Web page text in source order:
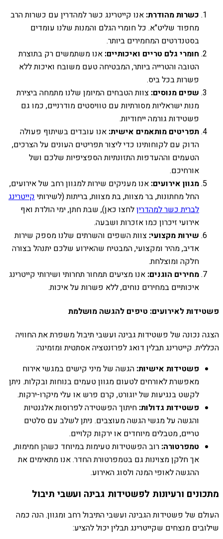
כשרות מהודרת: אנו קייטרינג כשר למהדרין עם כשרות הרב
מחפוד שליט"א. כל חומרי הגלם והמנות שלנו עומדים
בסטנדרטים המחמירים ביותר.
חומרי גלם טריים ואיכותיים: אנו משתמשים רק בתוצרת
הטובה והטרייה ביותר, המבטיחה טעם משובח ואיכות ללא
פשרות בכל ביס.
שפים מנוסים: צוות הטבחים המיומן שלנו מתמחה ביצירת
מנות ישראליות מסורתיות עם טוויסטים מודרניים, כמו גם
פשטידות גורמה ייחודיות.
תפריטים מותאמים אישית: אנו עובדים בשיתוף פעולה
הדוק עם לקוחותינו כדי ליצור תפריטים העונים על הצרכים,
הטעמים וההעדפות התזונתיות הספציפיות שלכם ושל
אורחיכם.
מגוון אירועים: אנו מעניקים שירות למגוון רחב של אירועים,
החל מחתונות, בר מצוות, בת מצוות, בריתות (לשירותיקייטרינג
לברית כשר למהדריןלחצו כאן), שבת חתן, ימי הולדת ואף
אירועי זיכרון כמו אזכרות ושבעה.
שירות מקצועי: צוות השפים והשרתים שלנו מספק שירות
אדיב, מהיר ומקצועי, המבטיח שהאירוע שלכם יתנהל בצורה
חלקה ומוצלחת.
מחירים הוגנים: אנו מציעים תמחור תחרותי ושירותי קייטרינג
איכותיים במחירים נוחים, ללא פשרות על איכות.
פשטידות לאירועים: טיפים להגשה מושלמת
הצגה נכונה של פשטידות גבינה ועשבי תיבול משפרת את החוויה
הכללית. קייטרינג תבלין דואג לפרזנטציה אסתטית ומזמינה:
פשטידות אישיות: הגשה של מיני קישים במגשי אירוח
מאפשרת לאורחים לטעום מגוון טעמים בנוחות ובקלות. ניתן
לקשט בנגיעות של יוגורט, קרם פרש או עלי מיקרו-ירקות.
פשטידות גדולות: חיתוך הפשטידה לפרוסות אלגנטיות
והגשה על מגשי הגשה מעוצבים. ניתן לשלב עם סלטים
טריים, מטבלים מיוחדים או ירקות קלויים.
טמפרטורה: רוב הפשטידות טעימות במיוחד כשהן חמימות,
אך חלקן מצוינות גם בטמפרטורת החדר. אנו מתאימים את
ההגשה לאופי המנה ולסוג האירוע.
מתכונים ורעיונות לפשטידות גבינה ועשבי תיבול
העולם של פשטידות הגבינה ועשבי התיבול רחב ומגוון. הנה כמה
שילובים מנצחים שקייטרינג תבלין יכול להציע: